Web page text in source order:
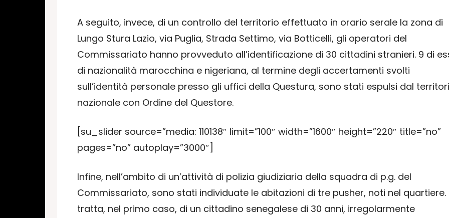
A seguito, invece, di un controllo del territorio effettuato in orario serale la zona di
Lungo Stura Lazio, via Puglia, Strada Settimo, via Botticelli, gli operatori del
Commissariato hanno provveduto all’identificazione di 30 cittadini stranieri. 9 di
di nazionalità marocchina e nigeriana, al termine degli accertamenti svolti
sull’identità personale presso gli uffici della Questura, sono stati espulsi dal
nazionale con Ordine del Questore.
[su_slider source=”media: 110138″ limit=”100″ width=”1600″ height=”220″ title=”no”
pages=”no” autoplay=”3000″]
Infine, nell’ambito di un’attività di polizia giudiziaria della squadra di p.g. del
Commissariato, sono stati individuate le abitazioni di tre pusher, noti nel quartiere.
tratta, nel primo caso, di un cittadino senegalese di 30 anni, irregolarmente